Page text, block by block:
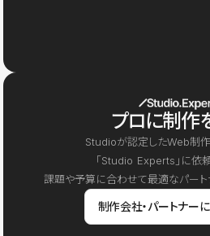
プロに制作
Studioが認定したWeb制
「Studio Experts」に依
課題や予算に合わせて最適なパート
制作会社・パートナー